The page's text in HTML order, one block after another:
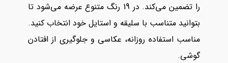
را تضمین می‌کند. در 19 رنگ متنوع عرضه می‌شود تا
بتوانید متناسب با سلیقه و استایل خود انتخاب کنید.
مناسب استفاده روزانه، عکاسی و جلوگیری از افتادن
گوشی.